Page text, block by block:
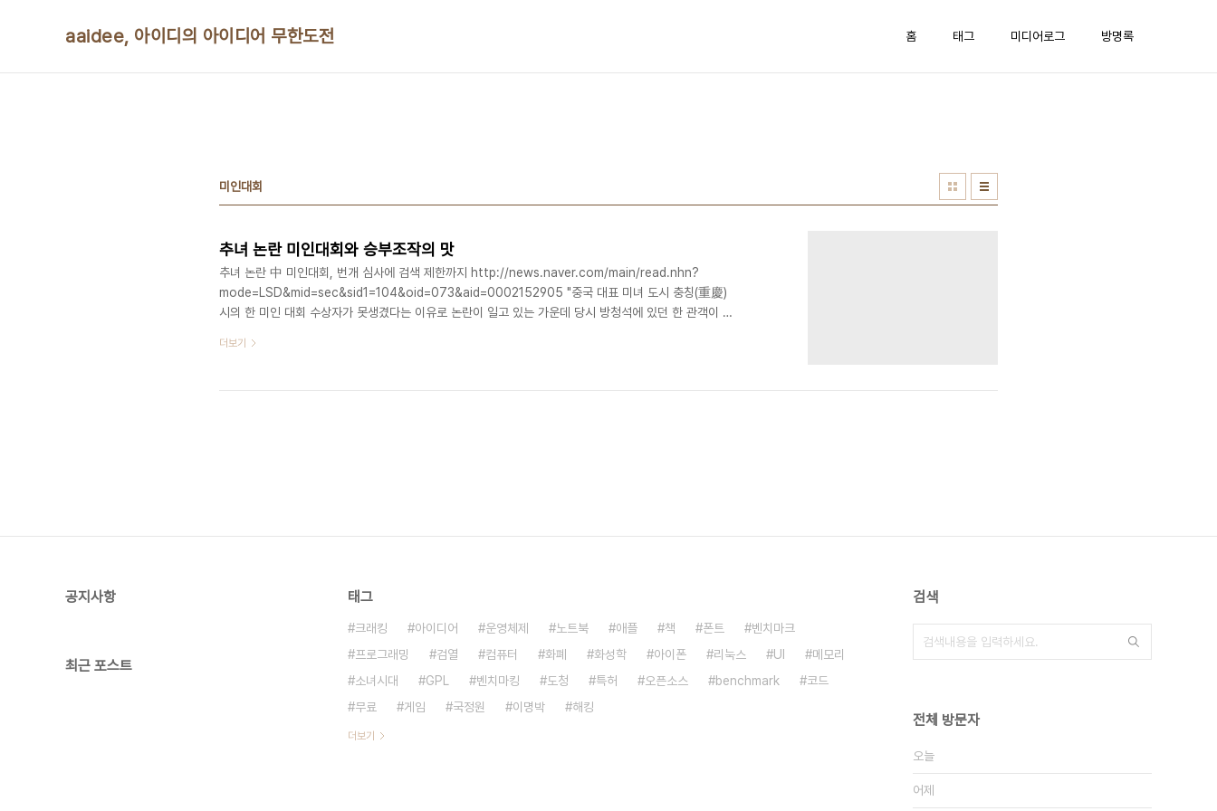
aaidee, 아이디의 아이디어 무한도전 홈 태그 미디어로그 방명록
미인대회
추녀 논란 미인대회와 승부조작의 맛
추녀 논란 中 미인대회, 번개 심사에 검색 제한까지 http://news.naver.com/main/read.nhn?
mode=LSD&mid=sec&sid1=104&oid=073&aid=0002152905 "중국 대표 미녀 도시 충칭(重慶)
시의 한 미인 대회 수상자가 못생겼다는 이유로 논란이 일고 있는 가운데 당시 방청석에 있던 한 관객이 심
게다가 13일 현재 '충칭'을 포함해 충칭 미인 대회와 관련된 단어에 대한 웨이보(중국판 트위터) 검색도 제
다. 한국 미인 대회도 못 생긴 사자머리 아가씨들이 ..
더보기
공지사항
최근 포스트
태그
크래킹 아이디어 운영체제 노트북 애플 책 폰트
벤치마크
프로그래밍
검열 컴퓨터 화폐 화성학 아이폰 리눅스 UI
메모리
소녀시대
GPL 벤치마킹 도청 특허 오픈소스 benchmark
코드
무료
게임 국정원 이명박 해킹
더보기
검색
전체 방문자
오늘
어제